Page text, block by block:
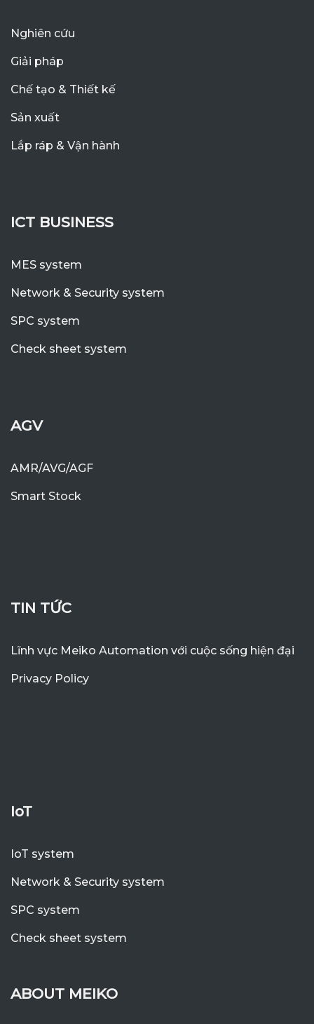
Nghiên cứu
Giải pháp
Chế tạo & Thiết kế
Sản xuất
Lắp ráp & Vận hành
ICT BUSINESS
MES system
Network & Security system
SPC system
Check sheet system
AGV
AMR/AVG/AGF
Smart Stock
TIN TỨC
Lĩnh vực Meiko Automation với cuộc sống hiện đại
Privacy Policy
IoT
IoT system
Network & Security system
SPC system
Check sheet system
ABOUT MEIKO